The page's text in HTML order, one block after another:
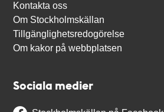
Kontakta oss
Om Stockholmskällan
Tillgänglighetsredogörelse
Om kakor på webbplatsen
Sociala medier